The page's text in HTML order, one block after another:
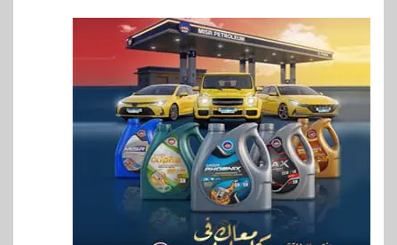
8
سوق وصلة
هواوي: هاتف nova 15
Max بطارية ضخمة وتصميم متين
جهازًا مثاليًا للشباب
9 اقتصاد
إي اف چي فاينانس تستعرض
خطط نمو «بلد» لتعزيز حضورها
في سوق تحويلات المصريين
بالخارج